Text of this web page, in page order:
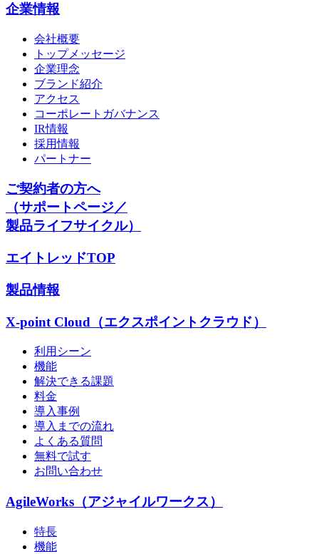
企業情報
会社概要
トップメッセージ
企業理念
ブランド紹介
アクセス
コーポレートガバナンス
IR情報
採用情報
パートナー
ご契約者の方へ
（サポートページ／
製品ライフサイクル）
エイトレッドTOP
製品情報
X-point Cloud（エクスポイントクラウド）
利用シーン
機能
解決できる課題
料金
導入事例
導入までの流れ
よくある質問
無料で試す
お問い合わせ
AgileWorks（アジャイルワークス）
特長
機能